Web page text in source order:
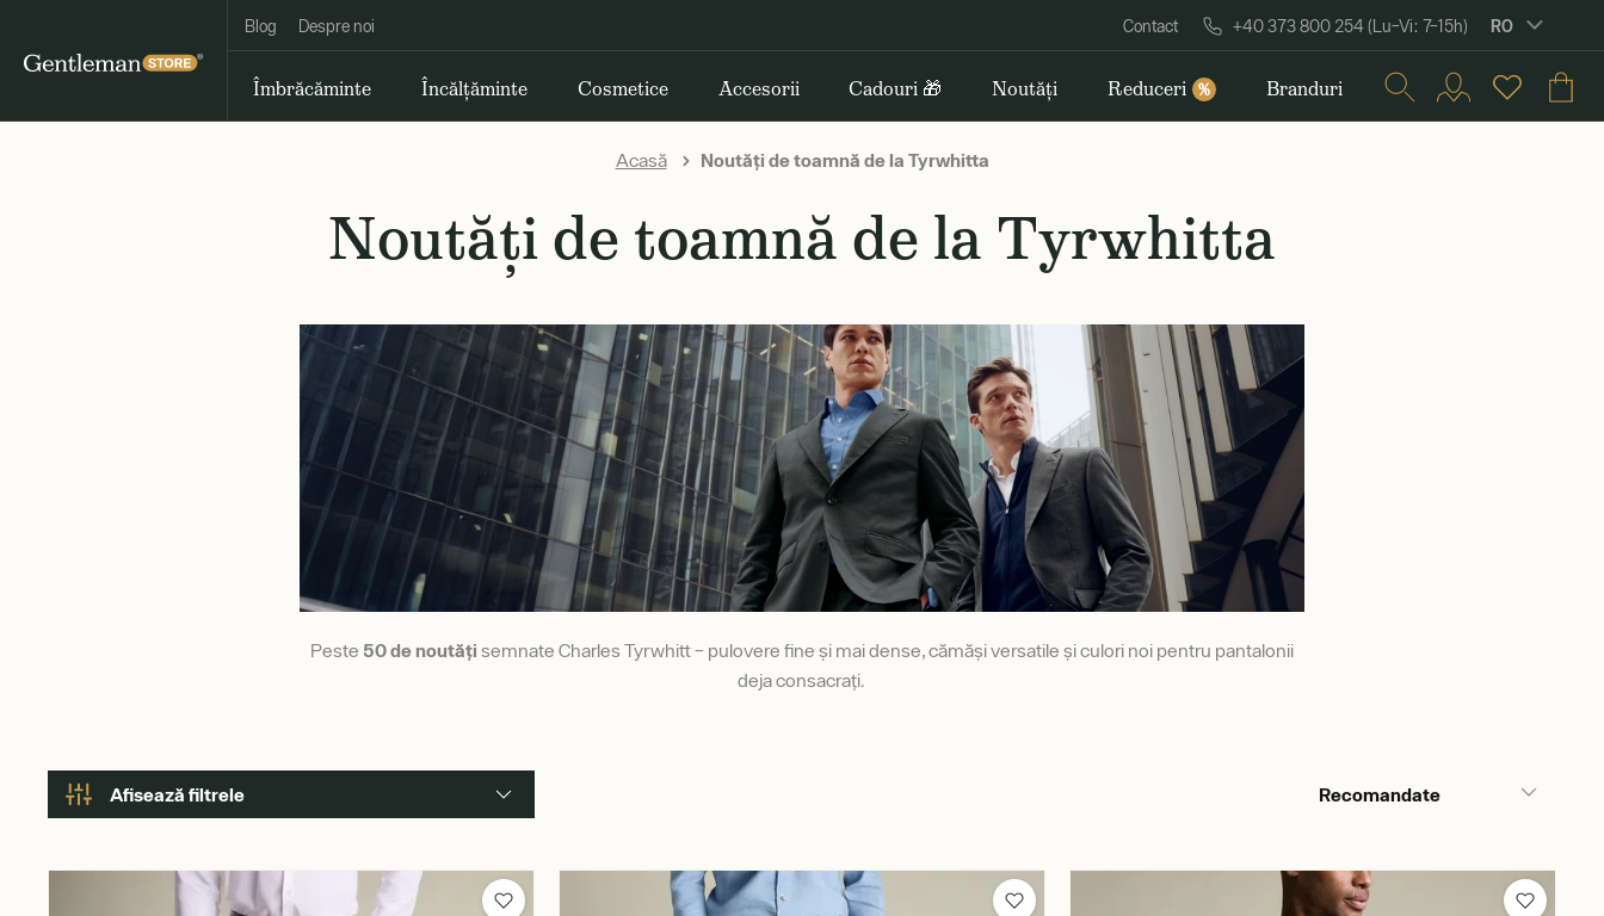
Blog Despre noi Contact +40 373 800 254 (Lu–Vi: 7–15h) RO
Îmbrăcăminte Încălțăminte Cosmetice Accesorii Cadouri 🎁 Noutăți Reduceri % Branduri
Acasă Noutăți de toamnă de la Tyrwhitta
Noutăți de toamnă de la Tyrwhitta
Peste 50 de noutăți semnate Charles Tyrwhitt – pulovere fine și mai dense, cămăși versatile și culori noi pentru pantalonii
deja consacrați.
Afisează filtrele Recomandate